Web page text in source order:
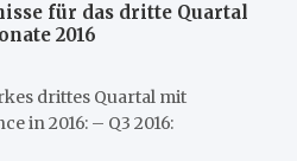
für das dritte Quartal
2016
drittes Quartal mit
in 2016: – Q3 2016: